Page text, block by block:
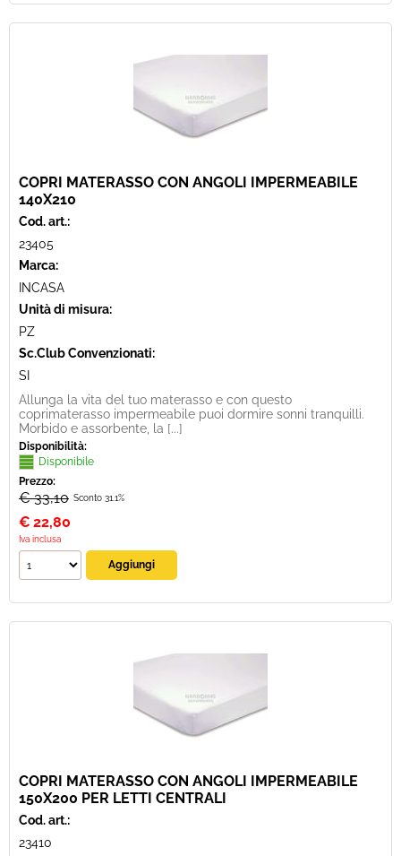
COPRI MATERASSO CON ANGOLI IMPERMEABILE
140X210
Cod. art.:
23405
Marca:
INCASA
Unità di misura:
PZ
Sc.Club Convenzionati:
SI
Allunga la vita del tuo materasso e con questo
coprimaterasso impermeabile puoi dormire sonni tranquilli.
Morbido e assorbente, la [...]
Disponibilità:
Disponibile
Prezzo:
€ 33,10 Sconto 31.1%
€ 22,80
Iva inclusa
COPRI MATERASSO CON ANGOLI IMPERMEABILE
150X200 PER LETTI CENTRALI
Cod. art.:
23410